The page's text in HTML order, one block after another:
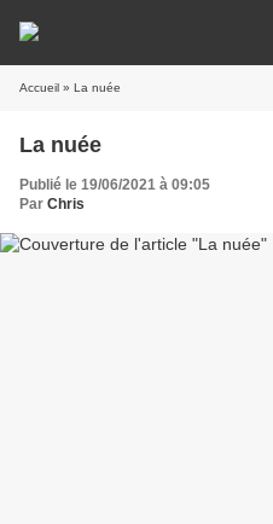
Accueil » La nuée
La nuée
Publié le 19/06/2021 à 09:05
Par Chris